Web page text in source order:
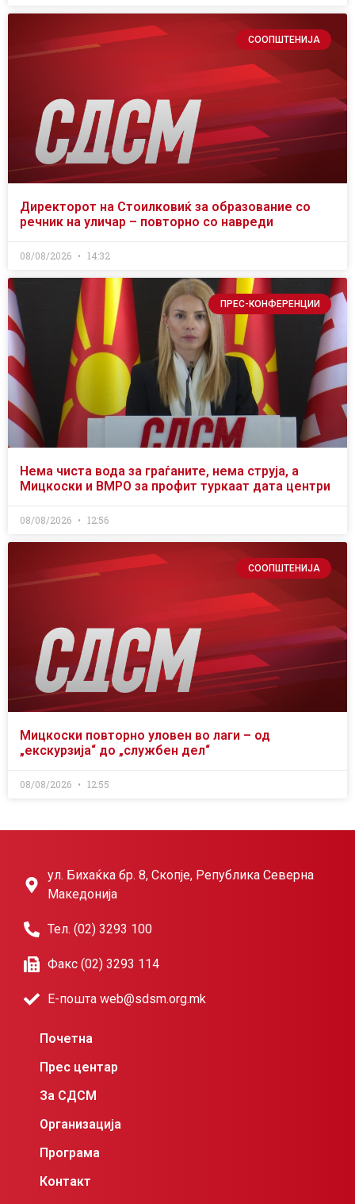
СООПШТЕНИЈА
Директорот на Стоилковиќ за образование со
речник на уличар – повторно со навреди
08/08/2026 14:32
ПРЕС-КОНФЕРЕНЦИИ
Нема чиста вода за граѓаните, нема струја, а
Мицкоски и ВМРО за профит туркаат дата центри
08/08/2026 12:56
СООПШТЕНИЈА
Мицкоски повторно уловен во лаги – од
„екскурзија“ до „службен дел“
08/08/2026 12:55
ул. Бихаќка бр. 8, Скопје, Република Северна
Македонија
Тел. (02) 3293 100
Факс (02) 3293 114
Е-пошта web@sdsm.org.mk
Почетна
Прес центар
За СДСМ
Организација
Програма
Контакт